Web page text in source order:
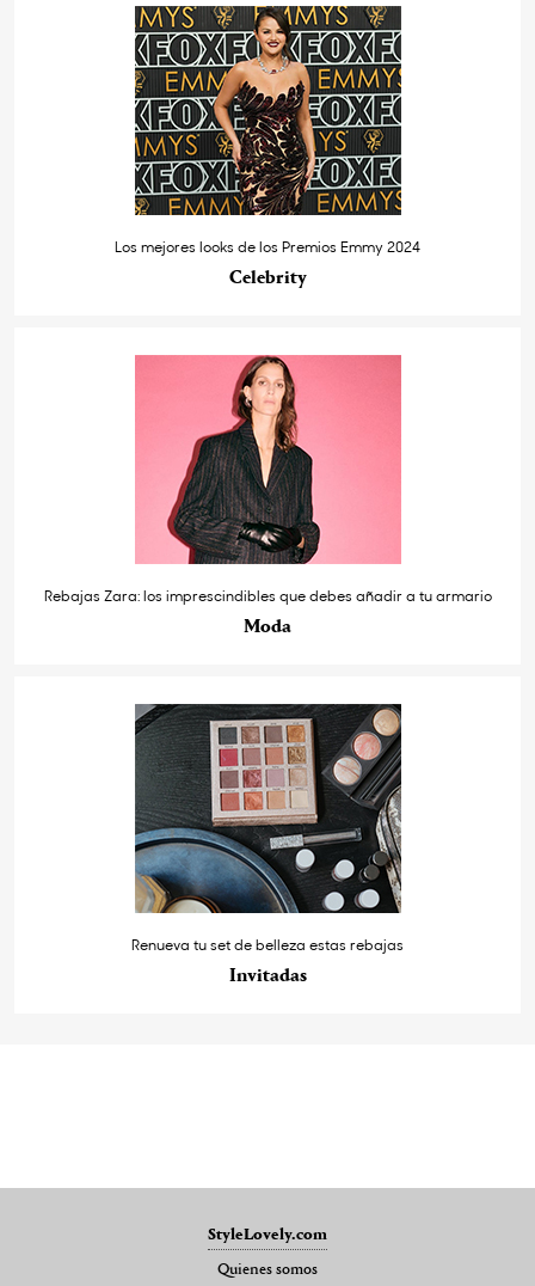
Los mejores looks de los Premios Emmy 2024
Celebrity
Rebajas Zara: los imprescindibles que debes añadir a tu armario
Moda
Renueva tu set de belleza estas rebajas
Invitadas
StyleLovely.com
Quienes somos